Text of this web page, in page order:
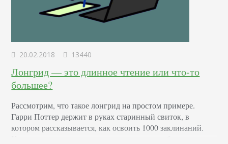
20.02.2018 13440
Лонгрид — это длинное чтение или что-то
большее?
Рассмотрим, что такое лонгрид на простом примере.
Гарри Поттер держит в руках старинный свиток, в
котором рассказывается, как освоить 1000 заклинаний.